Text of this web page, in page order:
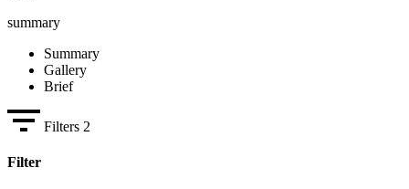
summary
Summary
Gallery
Brief
Filters 2
Filter